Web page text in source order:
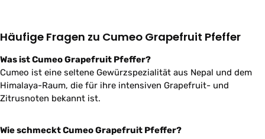
Häufige Fragen zu Cumeo Grapefruit Pfeffer
Was ist Cumeo Grapefruit Pfeffer?
Cumeo ist eine seltene Gewürzspezialität aus Nepal und dem
Himalaya-Raum, die für ihre intensiven Grapefruit- und
Zitrusnoten bekannt ist.
Wie schmeckt Cumeo Grapefruit Pfeffer?